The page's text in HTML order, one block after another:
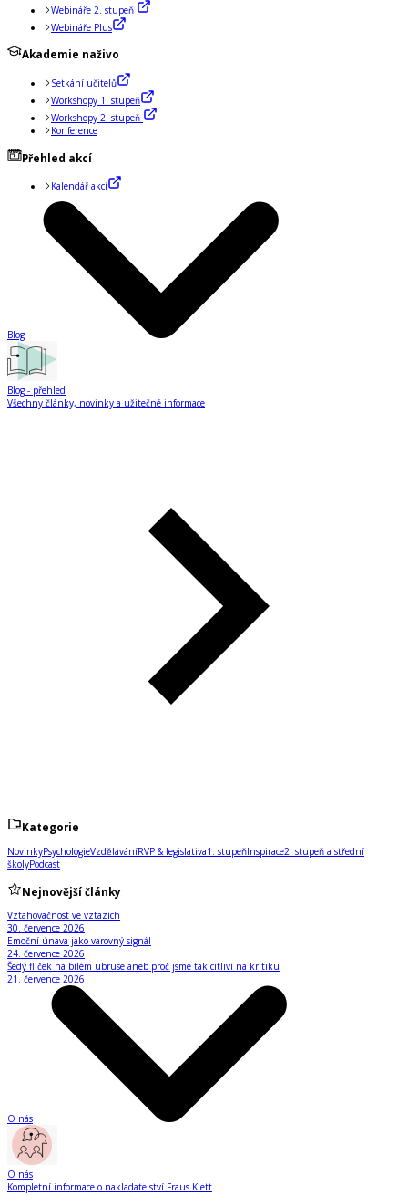
Webináře 2. stupeň
Webináře Plus
Akademie naživo
Setkání učitelů
Workshopy 1. stupeň
Workshopy 2. stupeň
Konference
Přehled akcí
Kalendář akcí
Blog
Blog - přehled
Všechny články, novinky a užitečné informace
Kategorie
NovinkyPsychologieVzděláváníRVP & legislativa1. stupeňInspirace2. stupeň a střední
školyPodcast
Nejnovější články
Vztahovačnost ve vztazích
30. července 2026
Emoční únava jako varovný signál
24. července 2026
Šedý flíček na bílém ubruse aneb proč jsme tak citliví na kritiku
21. července 2026
O nás
O nás
Kompletní informace o nakladatelství Fraus Klett